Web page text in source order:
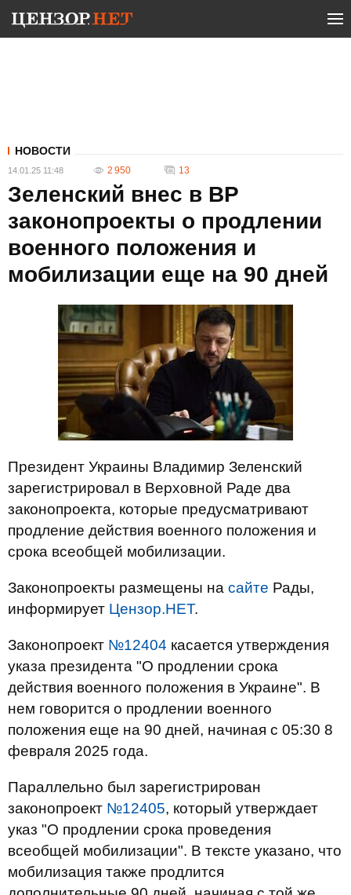
НОВОСТИ
14.01.25 11:48 2 950 13
Зеленский внес в ВР
законопроекты о продлении
военного положения и
мобилизации еще на 90 дней
Президент Украины Владимир Зеленский
зарегистрировал в Верховной Раде два
законопроекта, которые предусматривают
продление действия военного положения и
срока всеобщей мобилизации.
Законопроекты размещены на сайте Рады,
информирует Цензор.НЕТ.
Законопроект №12404 касается утверждения
указа президента "О продлении срока
действия военного положения в Украине". В
нем говорится о продлении военного
положения еще на 90 дней, начиная с 05:30 8
февраля 2025 года.
Параллельно был зарегистрирован
законопроект №12405, который утверждает
указ "О продлении срока проведения
всеобщей мобилизации". В тексте указано, что
мобилизация также продлится